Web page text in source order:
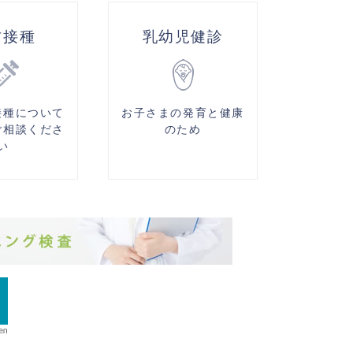
種
について
談くださ
乳幼児健診
お子さまの発育と健康
のため